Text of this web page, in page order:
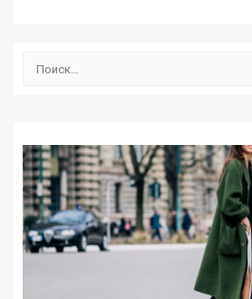
Найти: